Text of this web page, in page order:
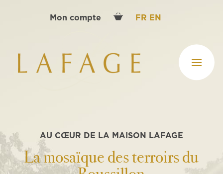
Mon compte FR EN
AU CŒUR DE LA MAISON LAFAGE
La mosaïque des terroirs du